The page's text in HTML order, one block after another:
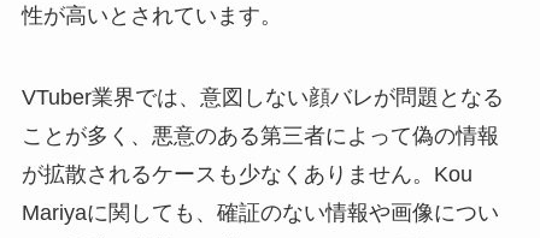
性が高いとされています。
VTuber業界では、意図しない顔バレが問題となる
ことが多く、悪意のある第三者によって偽の情報
が拡散されるケースも少なくありません。Kou
Mariyaに関しても、確証のない情報や画像につい